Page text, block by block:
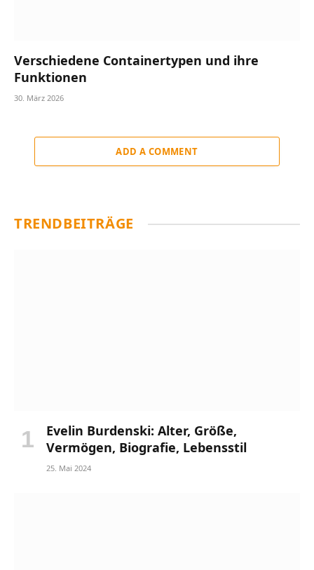
Verschiedene Containertypen und ihre
Funktionen
30. März 2026
ADD A COMMENT
TRENDBEITRÄGE
Evelin Burdenski: Alter, Größe,
Vermögen, Biografie, Lebensstil
25. Mai 2024